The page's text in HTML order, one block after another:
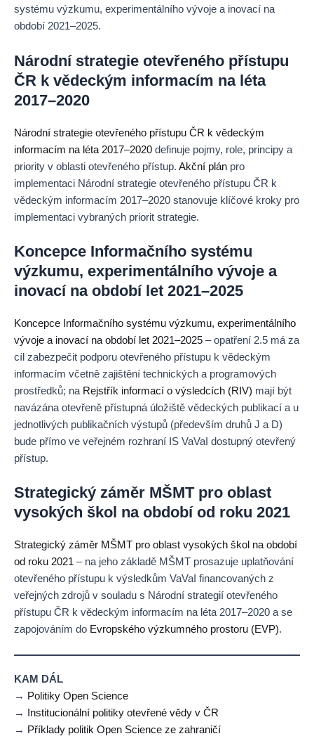
systému výzkumu, experimentálního vývoje a inovací na
období 2021–2025.
Národní strategie otevřeného přístupu
ČR k vědeckým informacím na léta
2017–2020
Národní strategie otevřeného přístupu ČR k vědeckým
informacím na léta 2017–2020 definuje pojmy, role, principy a
priority v oblasti otevřeného přístup. Akční plán pro
implementaci Národní strategie otevřeného přístupu ČR k
vědeckým informacím 2017–2020 stanovuje klíčové kroky pro
implementaci vybraných priorit strategie.
Koncepce Informačního systému
výzkumu, experimentálního vývoje a
inovací na období let 2021–2025
Koncepce Informačního systému výzkumu, experimentálního
vývoje a inovací na období let 2021–2025 – opatření 2.5 má za
cíl zabezpečit podporu otevřeného přístupu k vědeckým
informacím včetně zajištění technických a programových
prostředků; na Rejstřík informací o výsledcích (RIV) mají být
navázána otevřeně přístupná úložiště vědeckých publikací a u
jednotlivých publikačních výstupů (především druhů J a D)
bude přímo ve veřejném rozhraní IS VaVaI dostupný otevřený
přístup.
Strategický záměr MŠMT pro oblast
vysokých škol na období od roku 2021
Strategický záměr MŠMT pro oblast vysokých škol na období
od roku 2021 – na jeho základě MŠMT prosazuje uplatňování
otevřeného přístupu k výsledkům VaVaI financovaných z
veřejných zdrojů v souladu s Národní strategií otevřeného
přístupu ČR k vědeckým informacím na léta 2017–2020 a se
zapojováním do Evropského výzkumného prostoru (EVP).
KAM DÁL
→ Politiky Open Science
→
Institucionální politiky otevřené vědy v ČR
→ Příklady politik Open Science ze zahraničí